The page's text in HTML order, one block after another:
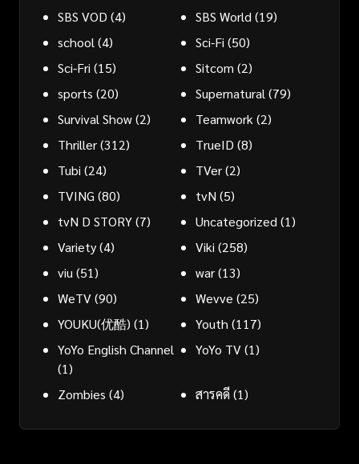
SBS VOD (4) SBS World (19)
school (4) Sci-Fi (50)
Sci-Fri (15) Sitcom (2)
sports (20) Supernatural (79)
Survival Show(2) Teamwork (2)
Thriller(312) TrueID (8)
Tubi (24) TVer(2)
TVING (80) tvN (5)
tvN D STORY(7) Uncategorized (1)
Variety(4) Viki (258)
viu (51) war(13)
WeTV(90) Wevve (25)
YOUKU(优酷) (1) Youth (117)
YoYo English Channel
(1)
YoYo TV(1)
Zombies (4) สารคดี(1)